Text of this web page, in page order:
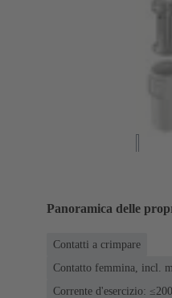
Panoramica delle
Contatti a crimpare
Contatto femmina, incl.
Corrente d'esercizio: